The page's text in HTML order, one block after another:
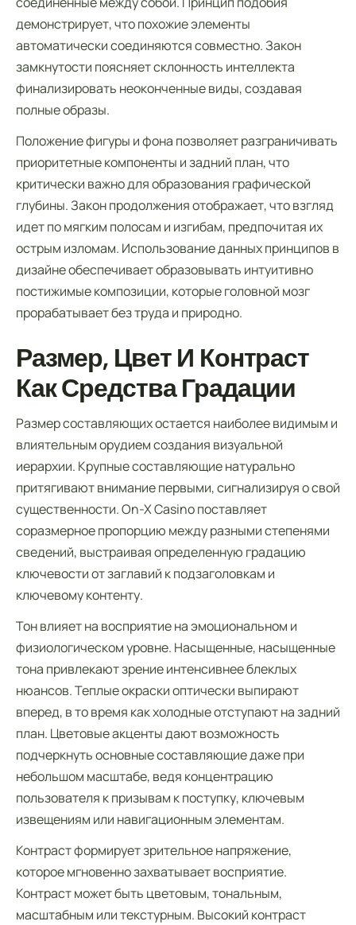
демонстрирует, что похожие элементы
автоматически соединяются совместно. Закон
замкнутости поясняет склонность интеллекта
финализировать неоконченные виды, создавая
полные образы.
Положение фигуры и фона позволяет разграничивать
приоритетные компоненты и задний план, что
критически важно для образования графической
глубины. Закон продолжения отображает, что взгляд
идет по мягким полосам и изгибам, предпочитая их
острым изломам. Использование данных принципов в
дизайне обеспечивает образовывать интуитивно
постижимые композиции, которые головной мозг
прорабатывает без труда и природно.
Размер, Цвет И Контраст
Как Средства Градации
Размер составляющих остается наиболее видимым и
влиятельным орудием создания визуальной
иерархии. Крупные составляющие натурально
притягивают внимание первыми, сигнализируя о свой
существенности. On-X Casino поставляет
соразмерное пропорцию между разными степенями
сведений, выстраивая определенную градацию
ключевости от заглавий к подзаголовкам и
ключевому контенту.
Тон влияет на восприятие на эмоциональном и
физиологическом уровне. Насыщенные, насыщенные
тона привлекают зрение интенсивнее блеклых
нюансов. Теплые окраски оптически выпирают
вперед, в то время как холодные отступают на задний
план. Цветовые акценты дают возможность
подчеркнуть основные составляющие даже при
небольшом масштабе, ведя концентрацию
пользователя к призывам к поступку, ключевым
извещениям или навигационным элементам.
Контраст формирует зрительное напряжение,
которое мгновенно захватывает восприятие.
Контраст может быть цветовым, тональным,
масштабным или текстурным. Высокий контраст